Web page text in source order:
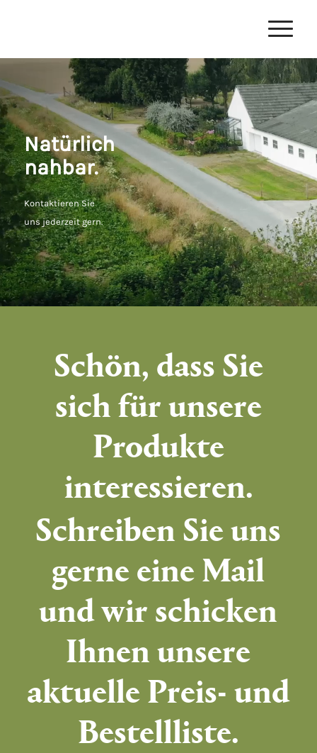
Natürlich
nahbar.
Kontaktieren Sie
uns jederzeit gern.
Schön, dass Sie
sich für unsere
Produkte
interessieren.
Schreiben Sie uns
gerne eine Mail
und wir schicken
Ihnen unsere
aktuelle Preis- und
Bestellliste.